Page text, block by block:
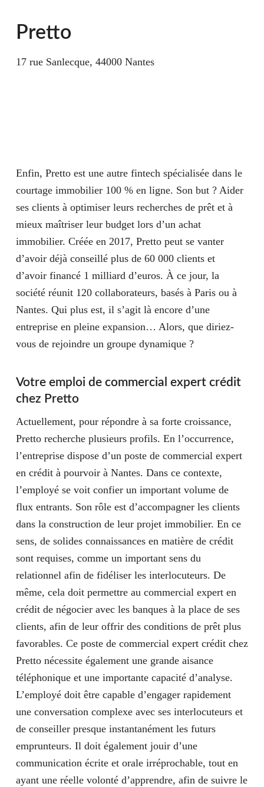
Pretto
17 rue Sanlecque, 44000 Nantes
Enfin, Pretto est une autre fintech spécialisée dans le
courtage immobilier 100 % en ligne. Son but ? Aider
ses clients à optimiser leurs recherches de prêt et à
mieux maîtriser leur budget lors d’un achat
immobilier. Créée en 2017, Pretto peut se vanter
d’avoir déjà conseillé plus de 60 000 clients et
d’avoir financé 1 milliard d’euros. À ce jour, la
société réunit 120 collaborateurs, basés à Paris ou à
Nantes. Qui plus est, il s’agit là encore d’une
entreprise en pleine expansion… Alors, que diriez-
vous de rejoindre un groupe dynamique ?
Votre emploi de commercial expert crédit
chez Pretto
Actuellement, pour répondre à sa forte croissance,
Pretto recherche plusieurs profils. En l’occurrence,
l’entreprise dispose d’un poste de commercial expert
en crédit à pourvoir à Nantes. Dans ce contexte,
l’employé se voit confier un important volume de
flux entrants. Son rôle est d’accompagner les clients
dans la construction de leur projet immobilier. En ce
sens, de solides connaissances en matière de crédit
sont requises, comme un important sens du
relationnel afin de fidéliser les interlocuteurs. De
même, cela doit permettre au commercial expert en
crédit de négocier avec les banques à la place de ses
clients, afin de leur offrir des conditions de prêt plus
favorables. Ce poste de commercial expert crédit chez
Pretto nécessite également une grande aisance
téléphonique et une importante capacité d’analyse.
L’employé doit être capable d’engager rapidement
une conversation complexe avec ses interlocuteurs et
de conseiller presque instantanément les futurs
emprunteurs. Il doit également jouir d’une
communication écrite et orale irréprochable, tout en
ayant une réelle volonté d’apprendre, afin de suivre le